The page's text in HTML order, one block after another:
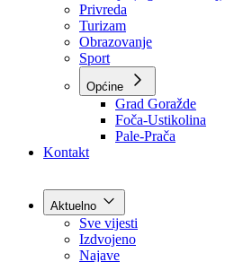
O kantonu
Simboli kantona (Grb,
Historija (digitalni muzej)
Privreda
Turizam
Obrazovanje
Sport
Općine
Kontakt
Aktuelno